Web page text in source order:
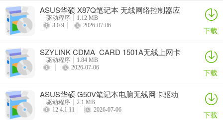
ASUS华硕 X87Q笔记本 无线网络控制器应
用程序
驱动程序
1.12 MB
3.0.9
2026-07-06 下载
SZYLINK CDMA_CARD 1501A无线上网卡
驱动程序
1.84 MB
2026-07-06
下载
ASUS华硕 G50V笔记本电脑无线网卡驱动
驱动程序
2.1 MB
12.4.1.11
2026-07-06 下载